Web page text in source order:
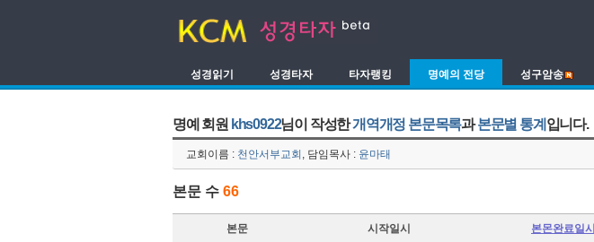
성경읽기 성경타자 타자랭킹 명예의 전당 성구암송
명예 회원 khs0922님이 작성한개역개정 본문목록과본문별 통계 입니다.
교회이름 : 천안서부교회 , 담임목사 : 윤마태
본문 수 66
본문 시작일시 본몬완료일시